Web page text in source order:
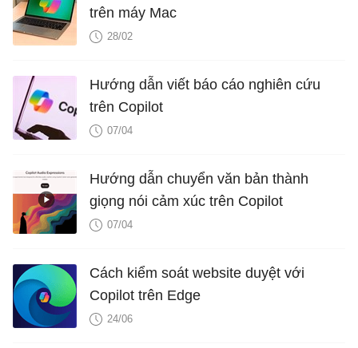
trên máy Mac
28/02
Hướng dẫn viết báo cáo nghiên cứu
trên Copilot
07/04
Hướng dẫn chuyển văn bản thành
giọng nói cảm xúc trên Copilot
07/04
Cách kiểm soát website duyệt với
Copilot trên Edge
24/06